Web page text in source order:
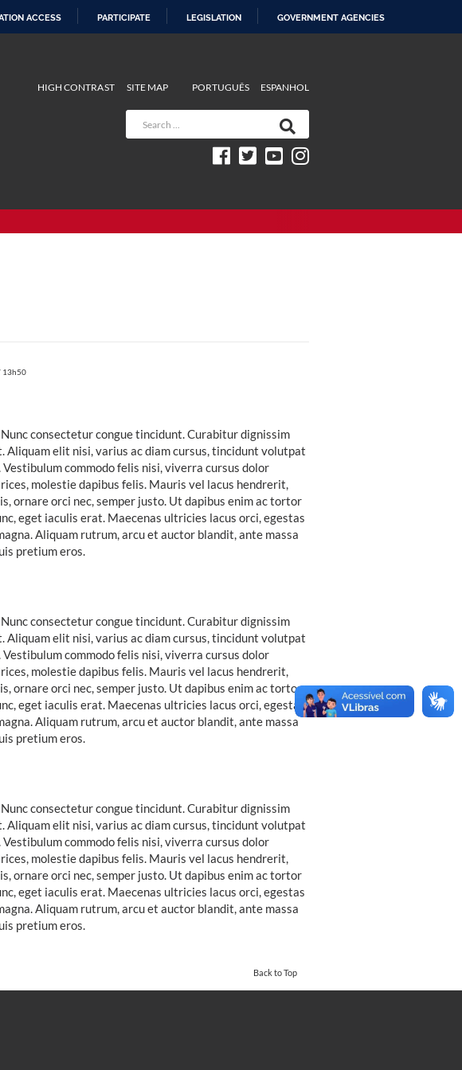
ACCESS PARTICIPATE LEGISLATION GOVERNMENT AGENCIES
PORTUGUÊS ESPANHOL
HIGH CONTRAST SITE MAP
13h50
consectetur congue tincidunt. Curabitur dignissim
Aliquam elit nisi, varius ac diam cursus, tincidunt volutpat
commodo felis nisi, viverra cursus dolor
molestie dapibus felis. Mauris vel lacus hendrerit,
ornare orci nec, semper justo. Ut dapibus enim ac tortor
eget iaculis erat. Maecenas ultricies lacus orci, egestas
Aliquam rutrum, arcu et auctor blandit, ante massa
pretium eros.
consectetur congue tincidunt. Curabitur dignissim
Aliquam elit nisi, varius ac diam cursus, tincidunt volutpat
commodo felis nisi, viverra cursus dolor
molestie dapibus felis. Mauris vel lacus hendrerit,
ornare orci nec, semper justo. Ut dapibus enim ac tortor
eget iaculis erat. Maecenas ultricies lacus orci, egestas
Aliquam rutrum, arcu et auctor blandit, ante massa
pretium eros.
consectetur congue tincidunt. Curabitur dignissim
Aliquam elit nisi, varius ac diam cursus, tincidunt volutpat
commodo felis nisi, viverra cursus dolor
molestie dapibus felis. Mauris vel lacus hendrerit,
ornare orci nec, semper justo. Ut dapibus enim ac tortor
eget iaculis erat. Maecenas ultricies lacus orci, egestas
Aliquam rutrum, arcu et auctor blandit, ante massa
pretium eros.
Back to Top